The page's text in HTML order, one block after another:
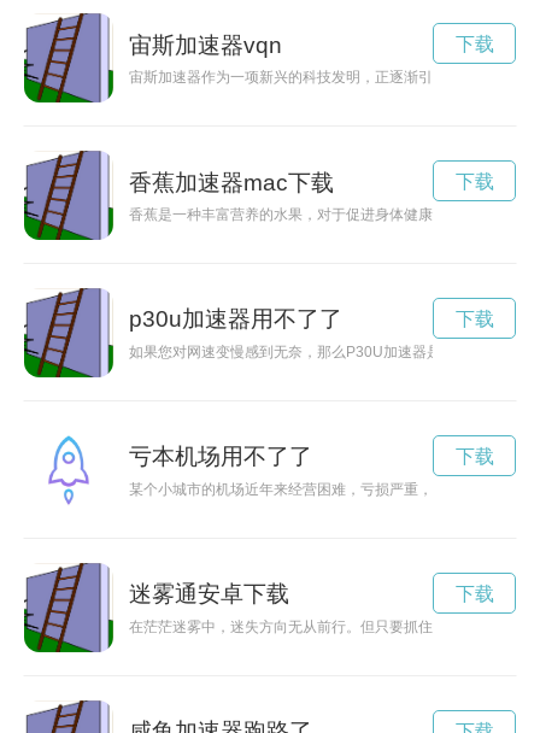
宙斯加速器vqn
宙斯加速器作为一项新兴的科技发明，正逐渐引起人们的关注
下载
香蕉加速器mac下载
香蕉是一种丰富营养的水果，对于促进身体健康有着积极的影
下载
p30u加速器用不了了
如果您对网速变慢感到无奈，那么P30U加速器是您的理想选择
下载
亏本机场用不了了
某个小城市的机场近年来经营困难，亏损严重，面临着关闭的
下载
迷雾通安卓下载
在茫茫迷雾中，迷失方向无从前行。但只要抓住“迷雾通”，你便
下载